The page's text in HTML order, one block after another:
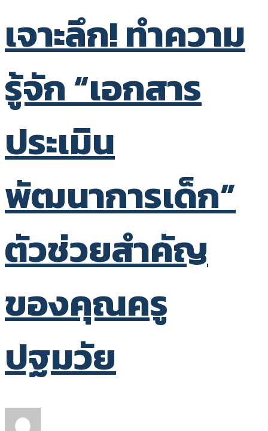
เจาะลึก! ทำความ
รู้จัก “เอกสาร
ประเมิน
พัฒนาการเด็ก”
ตัวช่วยสำคัญ
ของคุณครู
ปฐมวัย